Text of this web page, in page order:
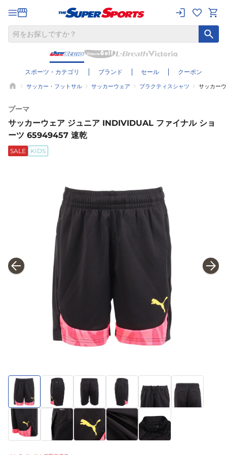
スポーツ・カテゴリ ブランド セール クーポン
サッカー・フットサル サッカーウェア プラクティスシャツ サッカー
プーマ
サッカーウェア ジュニア INDIVIDUAL ファイナル ショ
ーツ 65949457 速乾
SALE KIDS